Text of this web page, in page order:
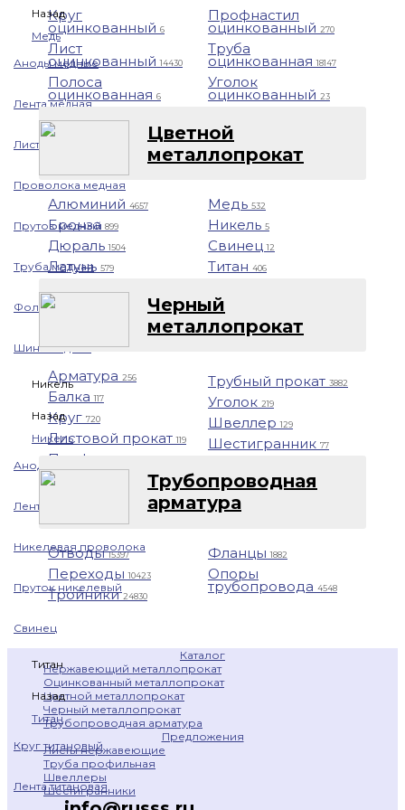
Назад
Медь
Аноды медные
Лента медная
Лист/Плита медная
Проволока медная
Пруток медный
Труба медная
Фольга медная
Шина медная
Никель
Назад
Никель
Анод никелевый
Лента никелевая
Никелевая проволока
Пруток никелевый
Свинец
Титан
Назад
Титан
Круг титановый
Лента титановая
Круг
оцинкованный 6
Лист
оцинкованный14430
Полоса
оцинкованная 6
Профнастил
оцинкованный 270
Труба
оцинкованная18147
Уголок
оцинкованный 23
Цветной
металлопрокат
Алюминий 4657
Бронза 899
Дюраль1504
Латунь 579
Медь 532
Никель 5
Свинец12
Титан 406
Черный
металлопрокат
Арматура 256
Балка117
Круг 720
Листовой прокат119
Профнастил
Трубный прокат 3882
Уголок 219
Швеллер129
Шестигранник 77
Трубопроводная
арматура
Отводы15397
Переходы10423
Тройники24830
Фланцы1882
Опоры
трубопровода 4548
Каталог
Нержавеющий металлопрокат
Оцинкованный металлопрокат
Цветной металлопрокат
Черный металлопрокат
Трубопроводная арматура
Предложения
Листы нержавеющие
Труба профильная
Швеллеры
Шестигранники